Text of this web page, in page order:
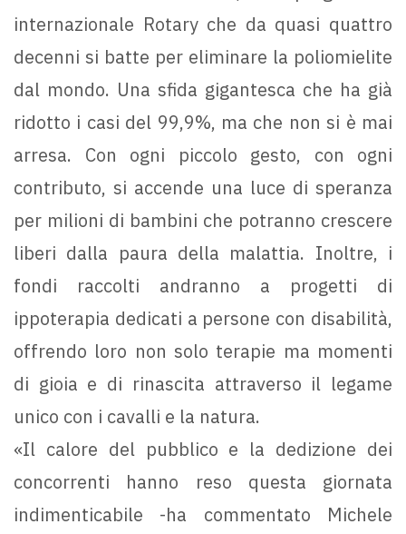
internazionale Rotary che da quasi quattro
decenni si batte per eliminare la poliomielite
dal mondo. Una sfida gigantesca che ha già
ridotto i casi del 99,9%, ma che non si è mai
arresa. Con ogni piccolo gesto, con ogni
contributo, si accende una luce di speranza
per milioni di bambini che potranno crescere
liberi dalla paura della malattia. Inoltre, i
fondi raccolti andranno a progetti di
ippoterapia dedicati a persone con disabilità,
offrendo loro non solo terapie ma momenti
di gioia e di rinascita attraverso il legame
unico con i cavalli e la natura.
«Il calore del pubblico e la dedizione dei
concorrenti hanno reso questa giornata
indimenticabile -ha commentato Michele